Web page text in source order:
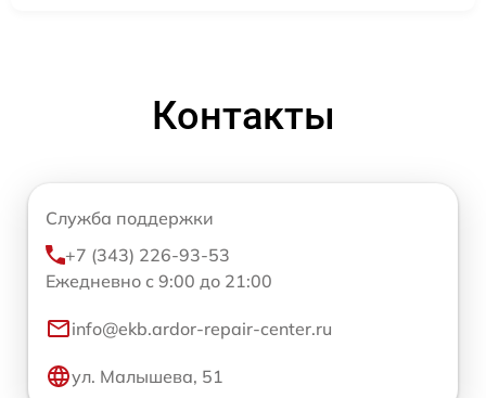
Контакты
Служба поддержки
+7 (343) 226-93-53
Ежедневно с 9:00 до 21:00
info@ekb.ardor-repair-center.ru
ул. Малышева, 51